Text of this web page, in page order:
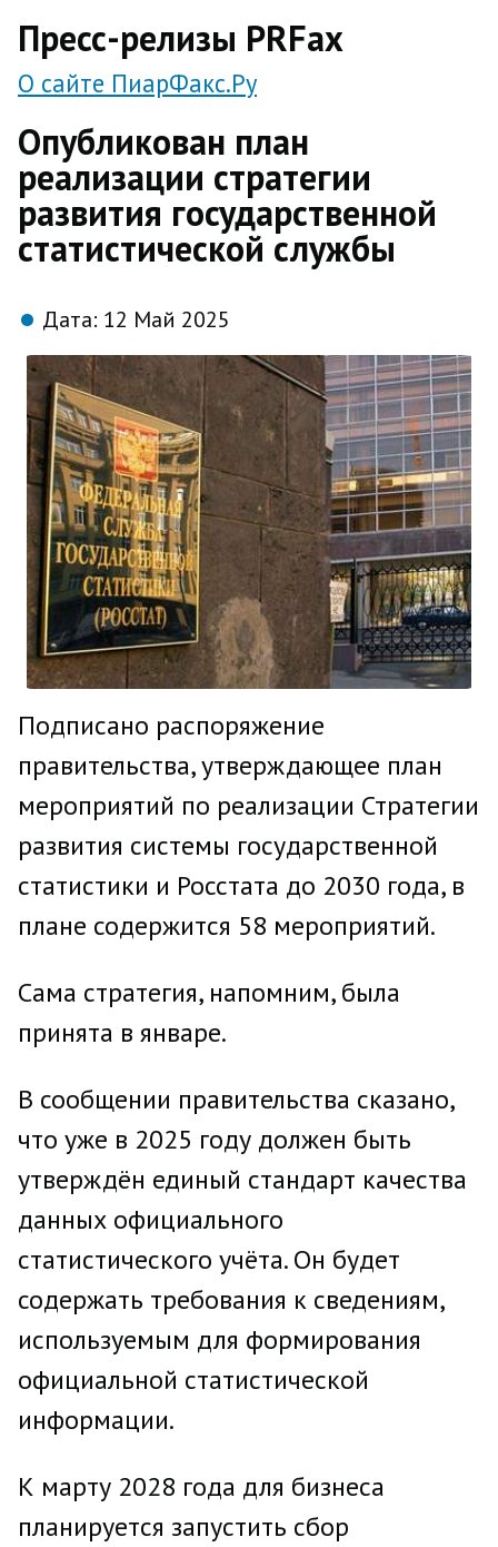
Пресс-релизы PRFax
О сайте ПиарФакс.Ру
Опубликован план
реализации стратегии
развития государственной
статистической службы
Дата: 12 Май 2025
Подписано распоряжение
правительства, утверждающее план
мероприятий по реализации Стратегии
развития системы государственной
статистики и Росстата до 2030 года, в
плане содержится 58 мероприятий.
Сама стратегия, напомним, была
принята в январе.
В сообщении правительства сказано,
что уже в 2025 году должен быть
утверждён единый стандарт качества
данных официального
статистического учёта. Он будет
содержать требования к сведениям,
используемым для формирования
официальной статистической
информации.
К марту 2028 года для бизнеса
планируется запустить сбор